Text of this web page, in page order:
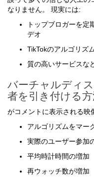
なりません。 現実には:
トップブロガーを定
デオ
TikTokのアルゴリズ
質の高いサービスな
バーチャルディ
者を引き付ける
がコメントに表示される映
アルゴリズムをマー
実際のユーザー参加
平均時計時間の増加
再ウォッチ数が増加